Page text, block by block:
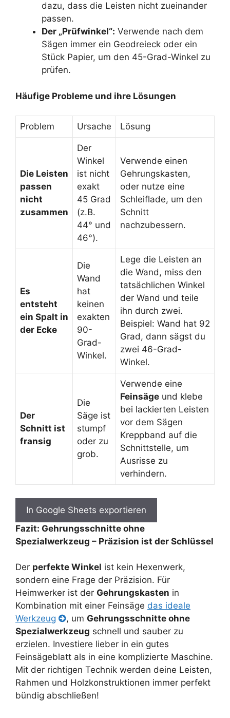
dazu, dass die Leisten nicht zueinander
passen.
Der „Prüfwinkel“: Verwende nach dem
Sägen immer ein Geodreieck oder ein
Stück Papier, um den 45-Grad-Winkel zu
prüfen.
Häufige Probleme und ihre Lösungen
Problem Ursache Lösung
Die Leisten
passen
nicht
zusammen
Der
Winkel
ist nicht
exakt
45 Grad
(z.B.
44° und
46°).
Verwende einen
Gehrungskasten,
oder nutze eine
Schleiflade, um den
Schnitt
nachzubessern.
Es
entsteht
ein Spalt in
der Ecke
Die
Wand
hat
keinen
exakten
90-
Grad-
Winkel.
Lege die Leisten an
die Wand, miss den
tatsächlichen Winkel
der Wand und teile
ihn durch zwei.
Beispiel: Wand hat 92
Grad, dann sägst du
zwei 46-Grad-
Winkel.
Der
Schnitt ist
fransig
Die
Säge ist
stumpf
oder zu
grob.
Verwende eine
Feinsäge und klebe
bei lackierten Leisten
vor dem Sägen
Kreppband auf die
Schnittstelle, um
Ausrisse zu
verhindern.
In Google Sheets exportieren
Fazit: Gehrungsschnitte ohne
Spezialwerkzeug – Präzision ist der Schlüssel
Der perfekte Winkel ist kein Hexenwerk,
sondern eine Frage der Präzision. Für
Heimwerker ist der Gehrungskasten in
Kombination mit einer Feinsäge das ideale
Werkzeug
, um Gehrungsschnitte ohne
Spezialwerkzeug schnell und sauber zu
erzielen. Investiere lieber in ein gutes
Feinsägeblatt als in eine komplizierte Maschine.
Mit der richtigen Technik werden deine Leisten,
Rahmen und Holzkonstruktionen immer perfekt
bündig abschließen!